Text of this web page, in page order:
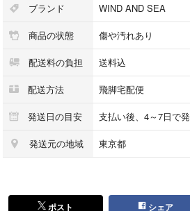
こちらの商品はラクマ公式パートナーの
って出品されています。
ブランド WIND AND SEA
商品の状態 傷や汚れあり
配送料の負担 送料込
配送方法 飛脚宅配便
発送日の目安 支払い後、4～7日で
発送元の地域 東京都
ポスト シェア